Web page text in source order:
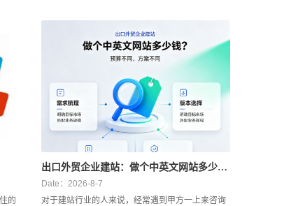
的
出口外贸企业建站：做个中英文网站多少
钱？
Date：2026-8-7
对于建站行业的人来说，经常遇到甲方一上来咨询